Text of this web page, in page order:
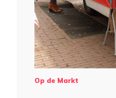
Op de Markt